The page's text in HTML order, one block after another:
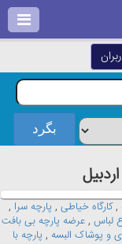
,کارگاه خیاطی , پارچه سرا ,
لباس , عرضه پارچه بی بافت
و پوشاک البسه , پارچه با